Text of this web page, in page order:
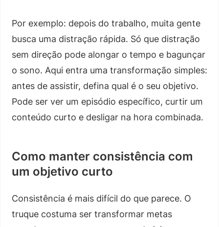
Por exemplo: depois do trabalho, muita gente
busca uma distração rápida. Só que distração
sem direção pode alongar o tempo e bagunçar
o sono. Aqui entra uma transformação simples:
antes de assistir, defina qual é o seu objetivo.
Pode ser ver um episódio específico, curtir um
conteúdo curto e desligar na hora combinada.
Como manter consistência com
um objetivo curto
Consistência é mais difícil do que parece. O
truque costuma ser transformar metas